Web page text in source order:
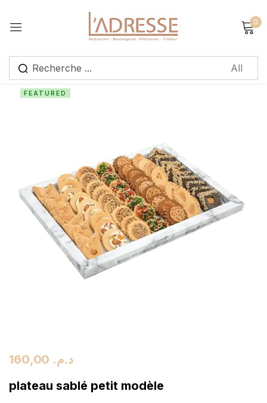
0
FEATURED
د.م.
plateau sablé petit modèle
Sign in
Create an account